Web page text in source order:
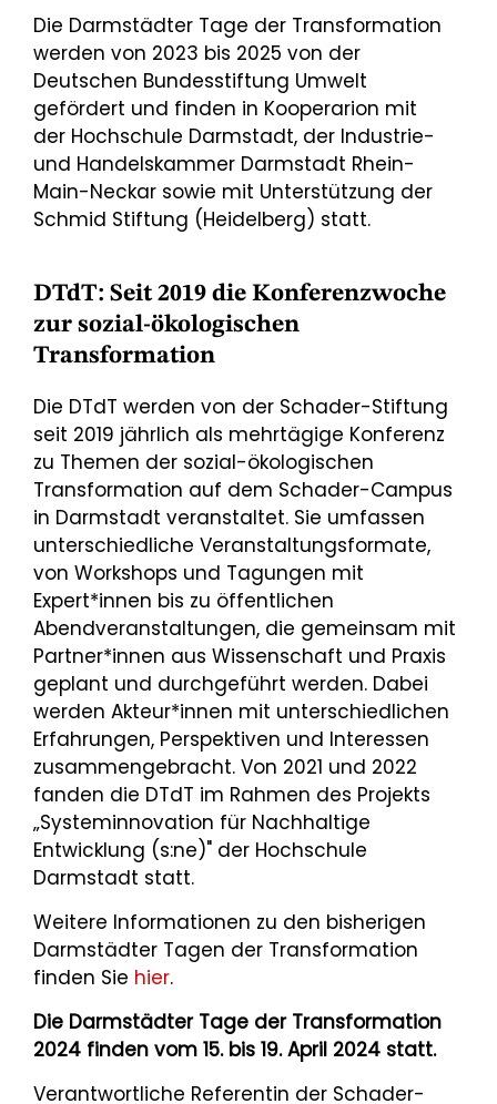
Die Darmstädter Tage der Transformation
werden von 2023 bis 2025 von der
Deutschen Bundesstiftung Umwelt
gefördert und finden in Kooperarion mit
der Hochschule Darmstadt, der Industrie-
und Handelskammer Darmstadt Rhein-
Main-Neckar sowie mit Unterstützung der
Schmid Stiftung (Heidelberg) statt.
DTdT: Seit 2019 die Konferenzwoche
zur sozial-ökologischen
Transformation
Die DTdT werden von der Schader-Stiftung
seit 2019 jährlich als mehrtägige Konferenz
zu Themen der sozial-ökologischen
Transformation auf dem Schader-Campus
in Darmstadt veranstaltet. Sie umfassen
unterschiedliche Veranstaltungsformate,
von Workshops und Tagungen mit
Expert*innen bis zu öffentlichen
Abendveranstaltungen, die gemeinsam mit
Partner*innen aus Wissenschaft und Praxis
geplant und durchgeführt werden. Dabei
werden Akteur*innen mit unterschiedlichen
Erfahrungen, Perspektiven und Interessen
zusammengebracht. Von 2021 und 2022
fanden die DTdT im Rahmen des Projekts
„Systeminnovation für Nachhaltige
Entwicklung (s:ne)" der Hochschule
Darmstadt statt.
Weitere Informationen zu den bisherigen
Darmstädter Tagen der Transformation
finden Sie hier.
Die Darmstädter Tage der Transformation
2024 finden vom 15. bis 19. April 2024 statt.
Verantwortliche Referentin der Schader-